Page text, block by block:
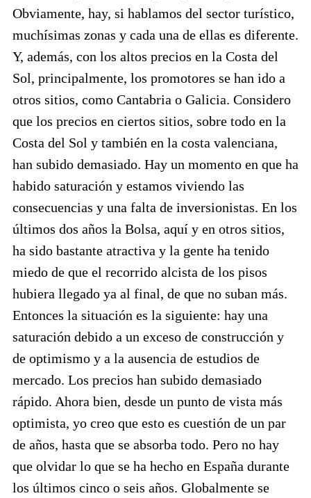
Obviamente, hay, si hablamos del sector turístico,
muchísimas zonas y cada una de ellas es diferente.
Y, además, con los altos precios en la Costa del
Sol, principalmente, los promotores se han ido a
otros sitios, como Cantabria o Galicia. Considero
que los precios en ciertos sitios, sobre todo en la
Costa del Sol y también en la costa valenciana,
han subido demasiado. Hay un momento en que ha
habido saturación y estamos viviendo las
consecuencias y una falta de inversionistas. En los
últimos dos años la Bolsa, aquí y en otros sitios,
ha sido bastante atractiva y la gente ha tenido
miedo de que el recorrido alcista de los pisos
hubiera llegado ya al final, de que no suban más.
Entonces la situación es la siguiente: hay una
saturación debido a un exceso de construcción y
de optimismo y a la ausencia de estudios de
mercado. Los precios han subido demasiado
rápido. Ahora bien, desde un punto de vista más
optimista, yo creo que esto es cuestión de un par
de años, hasta que se absorba todo. Pero no hay
que olvidar lo que se ha hecho en España durante
los últimos cinco o seis años. Globalmente se